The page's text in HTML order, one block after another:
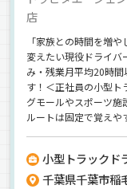
店
「家族との時間を増
変えたい現役ドライバ
み・残業月平均20時
す！＜正社員の小型ト
グモールやスポーツ施
ルートは固定で覚えや
い」そんな経験者にこ
小型トラックド
千葉県千葉市稲